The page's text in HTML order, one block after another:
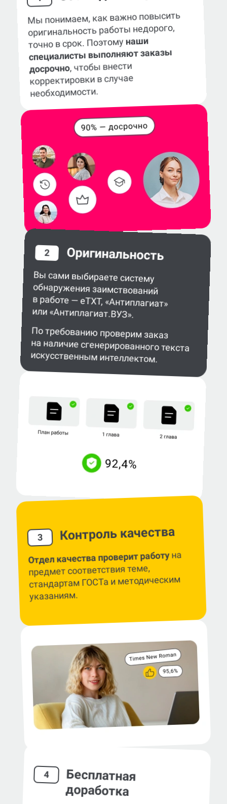
Мы понимаем, как важно повысить
оригинальность работы недорого,
точно в срок. Поэтомунаши
специалисты выполняют заказы
досрочно, чтобы внести
корректировки в случае
необходимости.
2 Оригинальность
Вы сами выбираете систему
обнаружения заимствований
в работе — eTXT, «Антиплагиат»
или «Антиплагиат.ВУЗ».
По требованию проверим заказ
на наличие сгенерированного текста
искусственным интеллектом.
3 Контроль качества
Отдел качества проверит работуна
предмет соответствия теме,
стандартам ГОСТа и методическим
указаниям.
4 Бесплатная
доработка